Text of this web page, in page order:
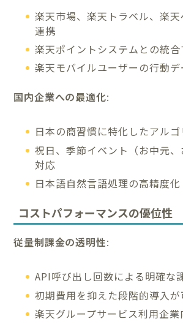
楽天市場、楽天トラベル、楽
連携
楽天ポイントシステムとの統
楽天モバイルユーザーの行動
国内企業への最適化:
日本の商習慣に特化したアルゴ
祝日、季節イベント（お中元
対応
日本語自然言語処理の高精度化
コストパフォーマンスの優位性
従量制課金の透明性:
API呼び出し回数による明確な
初期費用を抑えた段階的導入が
楽天グループサービス利用企